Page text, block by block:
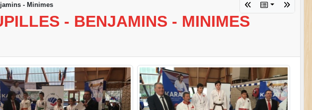
- Minimes
- BENJAMINS - MINIMES